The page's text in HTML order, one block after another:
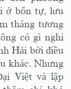
ở bổn tự, lưu
tháng tương
có gì nghi
Hải bởi điều
khác. Nhưng
Việt và lập